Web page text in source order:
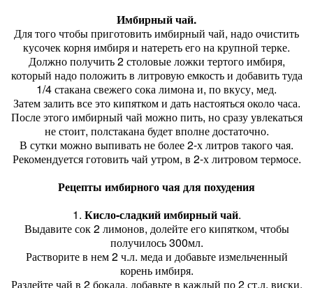
Имбирный чай.
Для того чтобы приготовить имбирный чай, надо очистить
кусочек корня имбиря и натереть его на крупной терке.
Должно получить 2 столовые ложки тертого имбиря,
который надо положить в литровую емкость и добавить туда
1/4 стакана свежего сока лимона и, по вкусу, мед.
Затем залить все это кипятком и дать настояться около часа.
После этого имбирный чай можно пить, но сразу увлекаться
не стоит, полстакана будет вполне достаточно.
В сутки можно выпивать не более 2-х литров такого чая.
Рекомендуется готовить чай утром, в 2-х литровом термосе.
Рецепты имбирного чая для похудения
1. Кисло-сладкий имбирный чай.
Выдавите сок 2 лимонов, долейте его кипятком, чтобы
получилось 300мл.
Растворите в нем 2 ч.л. меда и добавьте измельченный
корень имбиря.
Разлейте чай в 2 бокала, добавьте в каждый по 2 ст.л. виски,